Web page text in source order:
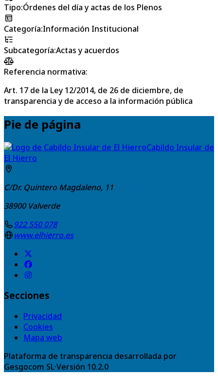
Tipo:Órdenes del día y actas de los Plenos
Categoría:Información Institucional
Subcategoría:Actas y acuerdos
Referencia normativa:
Art. 17 de la Ley 12/2014, de 26 de diciembre, de
transparencia y de acceso a la información pública
Pie de página
Cabildo Insular de
El Hierro
C/Dr. Quintero Magdaleno, 11
38900 Valverde
922 550 078
www.elhierro.es
Secciones
Privacidad
Cookies
Mapa web
Plataforma de transparencia desarrollada por
Gesgocom SL·Versión 10.2.0